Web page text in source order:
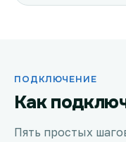
ПОДКЛЮЧЕНИЕ
Как
Пять простых